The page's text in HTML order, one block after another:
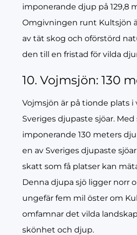
imponerande djup på 129,8
Omgivningen runt Kultsjön
av tät skog och oförstörd
den till en fristad för vilda
10. Vojmsjön: 130
Vojmsjön är på tionde plats i
Sveriges djupaste sjöar. Med
imponerande 130 meters
en av Sveriges djupaste
skatt som få platser kan
Denna djupa sjö ligger norr
ungefär fem mil öster om
omfamnar det vilda
skönhet och djup.